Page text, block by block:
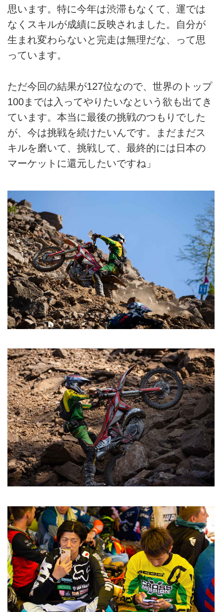
思います。特に今年は渋滞もなくて、運では
なくスキルが成績に反映されました。自分が
生まれ変わらないと完走は無理だな、って思
っています。
ただ今回の結果が127位なので、世界のトップ
100までは入ってやりたいなという欲も出てき
ています。本当に最後の挑戦のつもりでした
が、今は挑戦を続けたいんです。まだまだス
キルを磨いて、挑戦して、最終的には日本の
マーケットに還元したいですね」